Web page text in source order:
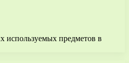
предметов в